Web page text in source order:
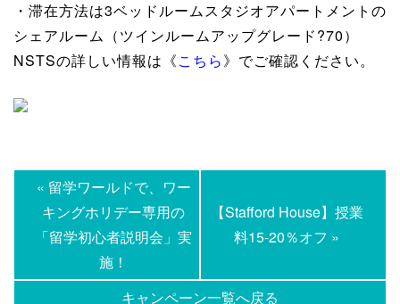
・滞在方法は3ベッドルームスタジオアパートメントの
シェアルーム（ツインルームアップグレード?70）
NSTSの詳しい情報は《こちら》でご確認ください。
« 留学ワールドで、ワー
キングホリデー専用の
「留学初心者説明会」実
施！
キャンペーン一覧へ戻る
【Stafford House】授業
料15-20％オフ »